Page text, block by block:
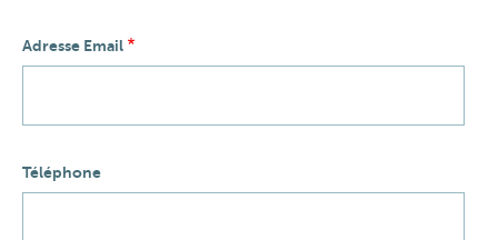
Adresse Email
Téléphone